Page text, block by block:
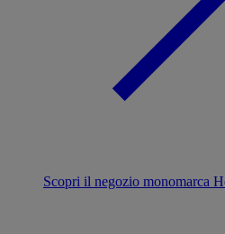
Scopri il negozio monomarca